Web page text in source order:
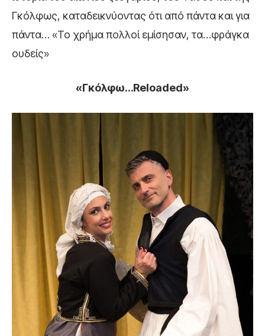
Γκόλφως, καταδεικνύοντας ότι από πάντα και για
πάντα… «Το χρήμα πολλοί εμίσησαν, τα…φράγκα
ουδείς»
«Γκόλφω…Reloaded»